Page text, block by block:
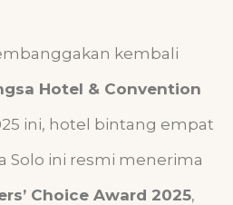
kembali
Hotel & Convention
ini, hotel bintang empat
Solo ini resmi menerima
Choice Award 2025,